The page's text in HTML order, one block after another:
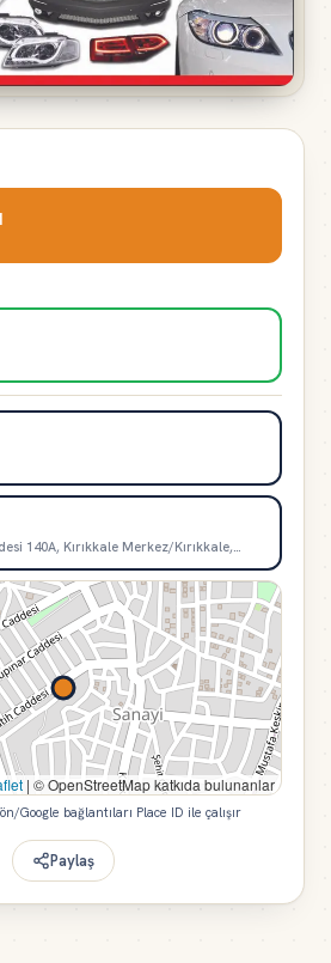
140A, Kırıkkale Merkez/Kırıkkale,…
| © OpenStreetMap katkıda bulunanlar
Google bağlantıları Place ID ile çalışır
Paylaş